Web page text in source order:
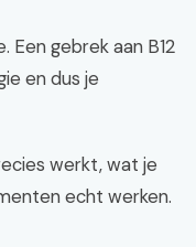
Een gebrek aan B12
en dus je
werkt, wat je
echt werken.